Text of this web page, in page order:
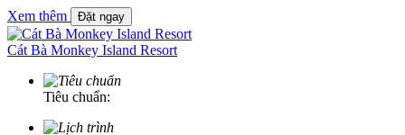
Xem thêm Đặt ngay
Cát Bà Monkey Island Resort
Tiêu chuẩn: